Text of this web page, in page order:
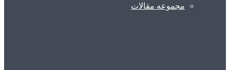
مجموعه مقالات